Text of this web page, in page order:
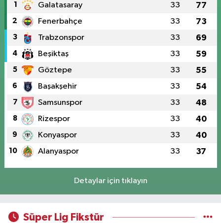
1 Galatasaray 33 77
2 Fenerbahçe 33 73
3 Trabzonspor 33 69
4 Beşiktaş 33 59
5 Göztepe 33 55
6 Başakşehir 33 54
7 Samsunspor 33 48
8 Rizespor 33 40
9 Konyaspor 33 40
10 Alanyaspor 33 37
Detaylar için tıklayın
Süper Lig Fikstür